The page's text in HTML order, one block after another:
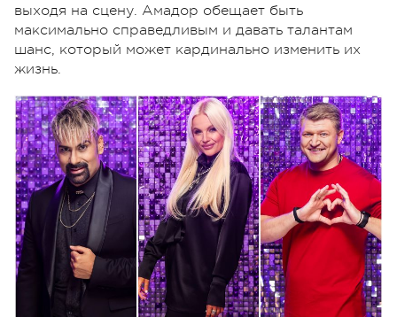
выходя на сцену. Амадор обещает быть
максимально справедливым и давать талантам
шанс, который может кардинально изменить их
жизнь.